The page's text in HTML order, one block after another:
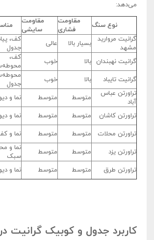
می‌دهد:
نوع سنگ
مقاومت
فشاری
مقاومت
سایشی
گرانیت مروارید
مشهد
بسیار بالا عالی
کف،
جدول
گرانیت نهبندان
بالا خوب
کف،
گرانیت تایباد
بالا خوب
جدول
تراورتن عباس
آباد
متوسط متوسط نما و
تراورتن کاشان
متوسط متوسط نما و
تراورتن محلات
متوسط متوسط نما و
تراورتن یزد
متوسط متوسط
نما و
سبک
تراورتن طرق
متوسط متوسط نما و
کاربرد جدول و کوبیک گرانیت